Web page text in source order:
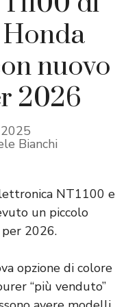
nuovo
2026
Bianchi
NT1100 e
un piccolo
2026.
opzione di colore
“più venduto”